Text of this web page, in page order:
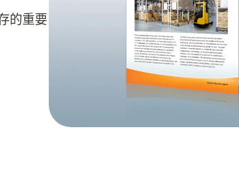
的重要